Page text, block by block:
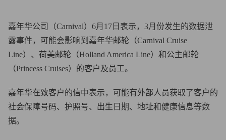
嘉年华公司（Carnival）6月17日表示，3月份发生的数据泄
露事件，可能会影响到嘉年华邮轮（Carnival Cruise
Line）、荷美邮轮（Holland America Line）和公主邮轮
（Princess Cruises）的客户及员工。
嘉年华在致客户的信中表示，可能有外部人员获取了客户的
社会保障号码、护照号、出生日期、地址和健康信息等数
据。